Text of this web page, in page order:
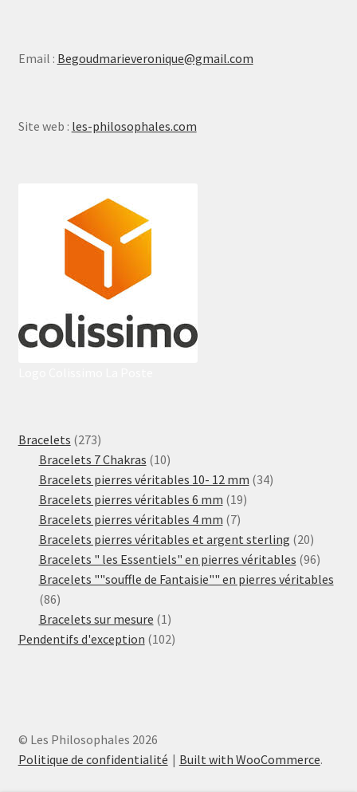
Email : Begoudmarieveronique@gmail.com
Site web : les-philosophales.com
Bracelets 273273
produits
Bracelets 7 Chakras 1010
produits
Bracelets pierres véritables 10- 12 mm 3434
Bracelets pierres véritables 6 mm 1919
Bracelets pierres véritables 4 mm 77
produits
Bracelets pierres véritables et argent sterling 2020
produits
Bracelets " les Essentiels" en pierres véritables 9696
Bracelets ""souffle de Fantaisie"" en pierres véritables
8686
produits
Bracelets sur mesure 11
produit
Pendentifs d'exception 102102
© Les Philosophales 2026
Politique de confidentialité
Built with WooCommerce.